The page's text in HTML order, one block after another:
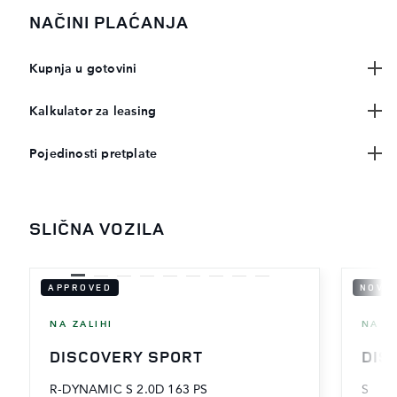
NAČINI PLAĆANJA
Kupnja u gotovini
Kalkulator za leasing
Pojedinosti pretplate
SLIČNA VOZILA
APPROVED
NA ZALIHI
DISCOVERY SPORT
R-DYNAMIC S 2.0D 163 PS
NOVO
NA
S